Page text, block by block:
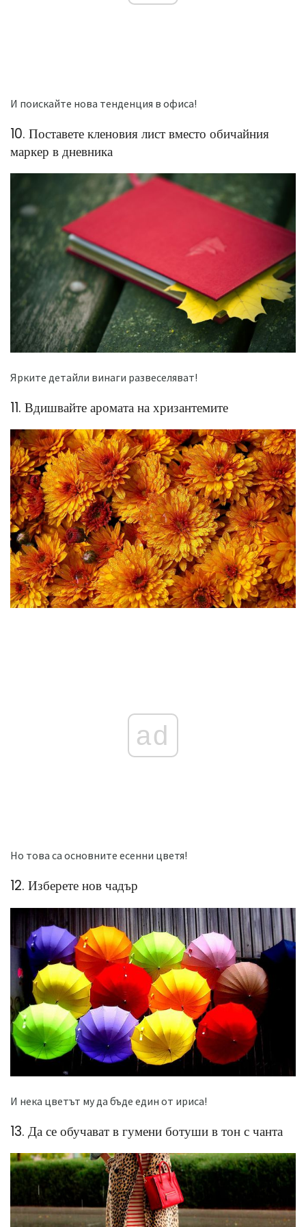
И поискайте нова тенденция в офиса!
10. Поставете кленовия лист вместо обичайния
маркер в дневника
Ярките детайли винаги развеселяват!
11. Вдишвайте аромата на хризантемите
ad
Но това са основните есенни цветя!
12. Изберете нов чадър
И нека цветът му да бъде един от ириса!
13. Да се ​​обучават в гумени ботуши в тон с чанта